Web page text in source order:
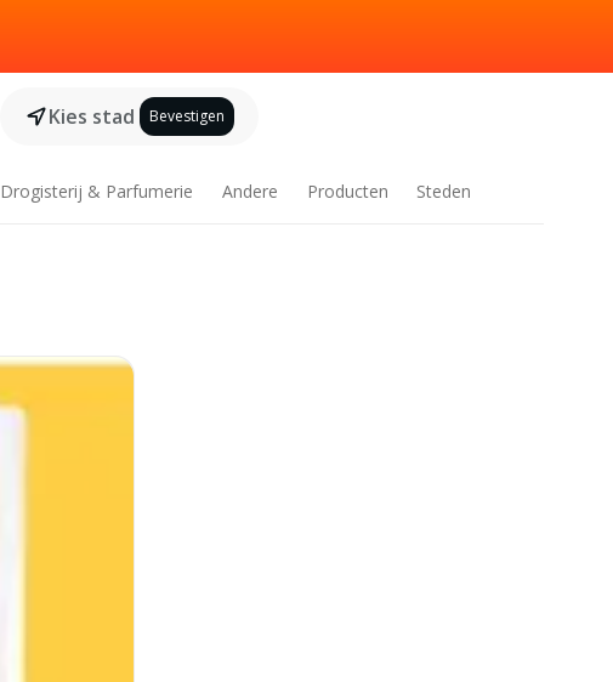
Kies stad Bevestigen
Drogisterij & Parfumerie Andere Producten Steden